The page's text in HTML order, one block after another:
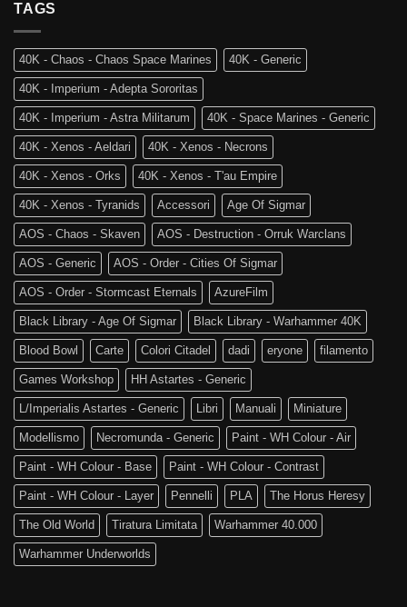
Edizione
Age
of
Sigmar
The
Old
World
è
tra
noi!
TAGS
40K - Chaos - Chaos Space Marines 40K - Generic
40K - Imperium - Adepta Sororitas
40K - Imperium - Astra Militarum 40K - Space Marines - Generic
40K - Xenos - Aeldari 40K - Xenos - Necrons
40K - Xenos - Orks 40K - Xenos - T'au Empire
40K - Xenos - Tyranids Accessori Age Of Sigmar
AOS - Chaos - Skaven AOS - Destruction - Orruk Warclans
AOS - Generic AOS - Order - Cities Of Sigmar
AOS - Order - Stormcast Eternals AzureFilm
Black Library - Age Of Sigmar Black Library - Warhammer 40K
Blood Bowl Carte Colori Citadel dadi eryone filamento
Games Workshop HH Astartes - Generic
L/Imperialis Astartes - Generic Libri Manuali Miniature
Modellismo Necromunda - Generic Paint - WH Colour - Air
Paint - WH Colour - Base Paint - WH Colour - Contrast
Paint - WH Colour - Layer Pennelli PLA The Horus Heresy
The Old World Tiratura Limitata Warhammer 40.000
Warhammer Underworlds